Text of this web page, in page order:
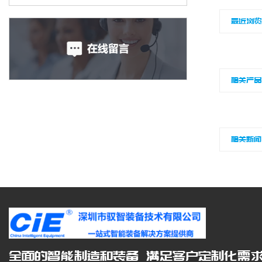
最近浏览
相关产品
相关新闻
全面的智能制造和装备 满足客户定制化需